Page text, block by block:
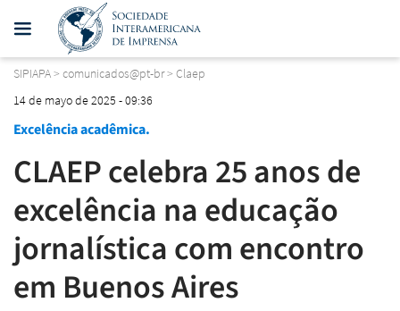
SIPIAPA> comunicados@pt-br> Claep
14 de mayo de 2025 - 09:36
Excelência acadêmica.
CLAEP celebra 25 anos de
excelência na educação
jornalística com encontro
em Buenos Aires